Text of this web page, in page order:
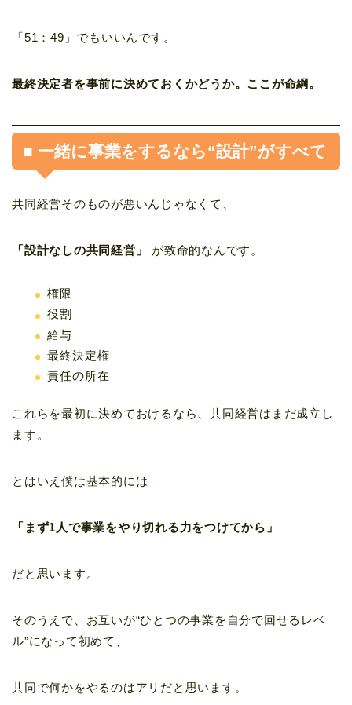
「51：49」でもいいんです。
最終決定者を事前に決めておくかどうか。ここが命綱。
■ 一緒に事業をするなら“設計”がすべて
共同経営そのものが悪いんじゃなくて、
「設計なしの共同経営」 が致命的なんです。
権限
役割
給与
最終決定権
責任の所在
これらを最初に決めておけるなら、共同経営はまだ成立し
ます。
とはいえ僕は基本的には
「まず1人で事業をやり切れる力をつけてから」
だと思います。
そのうえで、お互いが“ひとつの事業を自分で回せるレベ
ル”になって初めて、
共同で何かをやるのはアリだと思います。